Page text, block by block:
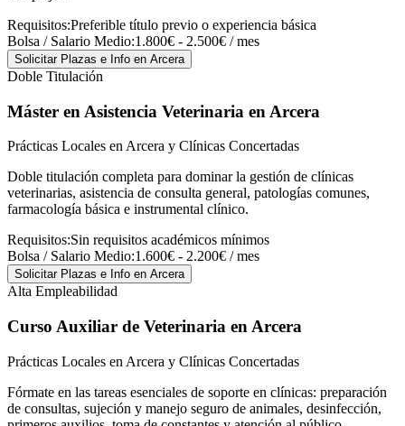
Requisitos:Preferible título previo o experiencia básica
Bolsa / Salario Medio:1.800€ - 2.500€ / mes
Solicitar Plazas e Info en Arcera
Doble Titulación
Máster en Asistencia Veterinaria en Arcera
Prácticas Locales en Arcera y Clínicas Concertadas
Doble titulación completa para dominar la gestión de clínicas
veterinarias, asistencia de consulta general, patologías comunes,
farmacología básica e instrumental clínico.
Requisitos:Sin requisitos académicos mínimos
Bolsa / Salario Medio:1.600€ - 2.200€ / mes
Solicitar Plazas e Info en Arcera
Alta Empleabilidad
Curso Auxiliar de Veterinaria en Arcera
Prácticas Locales en Arcera y Clínicas Concertadas
Fórmate en las tareas esenciales de soporte en clínicas: preparación
de consultas, sujeción y manejo seguro de animales, desinfección,